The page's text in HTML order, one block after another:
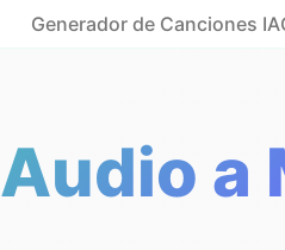
Generador de Canciones IA
Audio a